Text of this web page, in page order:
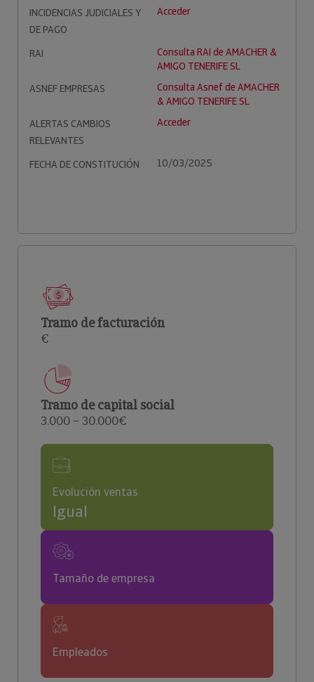
INCIDENCIAS JUDICIALES Y
DE PAGO
Acceder
RAI
Consulta RAI de AMACHER &
AMIGO TENERIFE SL
ASNEF EMPRESAS
Consulta Asnef de AMACHER
& AMIGO TENERIFE SL
ALERTAS CAMBIOS
RELEVANTES
Acceder
FECHA DE CONSTITUCIÓN 10/03/2025
Tramo de facturación
€
Tramo de capital social
3.000 – 30.000€
Evolución ventas
Igual
Tamaño de empresa
Empleados